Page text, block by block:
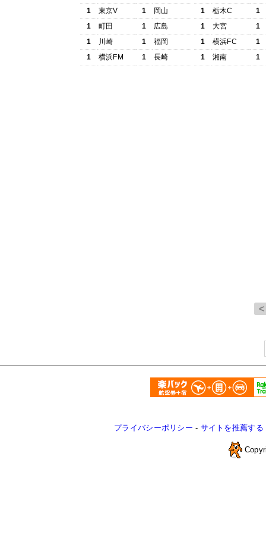
1
東京V 1
岡山
1
町田 1
広島
1
川崎 1
福岡
1
横浜FM 1 長崎
1
栃木C
1
1
大宮
1
1
横浜FC
1
1
湘南 1
プライバシーポリシー - サイトを推薦する